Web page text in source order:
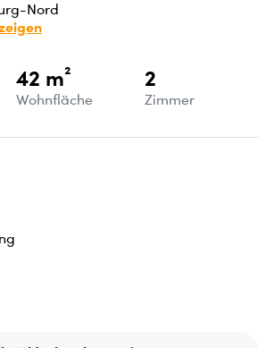
Nord
42 m²
Wohnfläche
2
Zimmer